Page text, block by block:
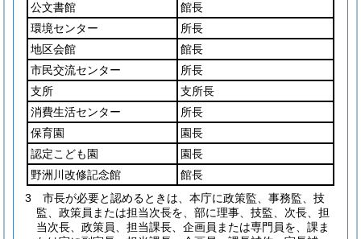
公文書館
館長
環境センター
所長
地区会館
館長
市民交流センター
所長
支所
支所長
消費生活センター
所長
保育園
園長
認定こども園
園長
野洲川改修記念館
館長
3
市長が必要と認めるときは、本庁に政策監、事務監、技
監、政策員または担当次長を、部に理事、技監、次長、担
当次長、政策員、担当課長、企画員または専門員を、課ま